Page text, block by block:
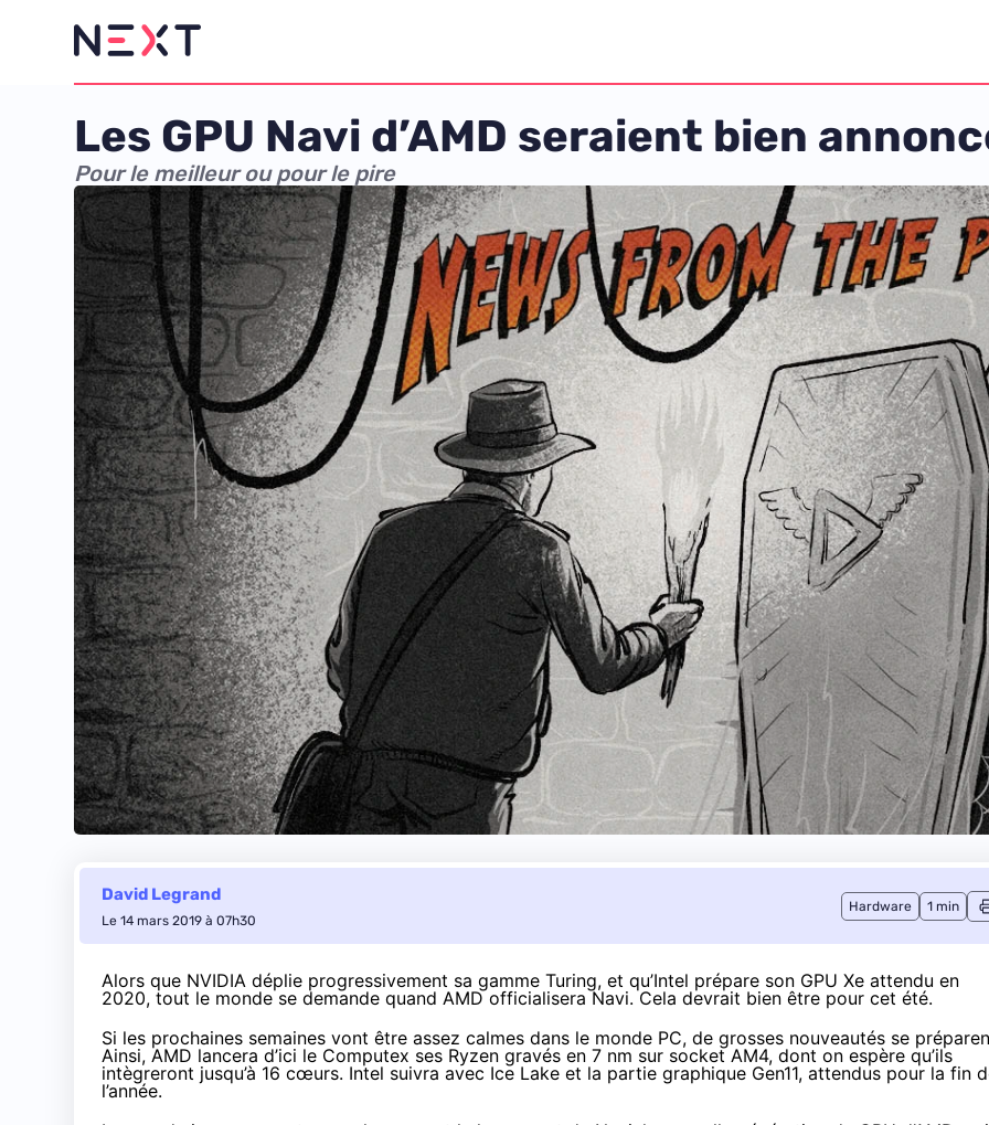
Les GPU Navi d’AMD seraient bien
Pour le meilleur ou pour le pire
David Legrand
Le 14 mars 2019 à 07h30
Hardware 1 min
Alors que NVIDIA déplie progressivement sa gamme Turing, et qu’Intel prépare son GPU Xe attendu en
2020, tout le monde se demande quand AMD officialisera Navi. Cela devrait bien être pour cet été.
Si les prochaines semaines vont être assez calmes dans le monde PC, de grosses nouveautés se
Ainsi, AMD lancera d’ici le Computex ses Ryzen gravés en 7 nm sur socket AM4, dont on espère qu’ils
intègreront jusqu’à 16 cœurs. Intel suivra avec Ice Lake et la partie graphique Gen11, attendus pour la fin
l’année.